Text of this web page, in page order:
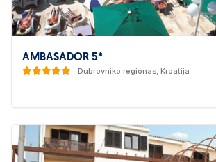
AMBASADOR 5*
Dubrovniko regionas, Kroatija